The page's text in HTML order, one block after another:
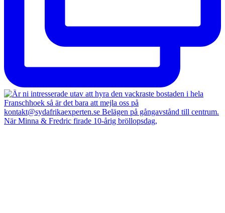
När Minna & Fredric firade 10-årig bröllopsdag,